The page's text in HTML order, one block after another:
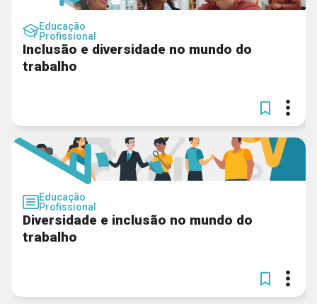
Educação
Profissional
Inclusão e diversidade no mundo do
trabalho
Educação
Profissional
Diversidade e inclusão no mundo do
trabalho